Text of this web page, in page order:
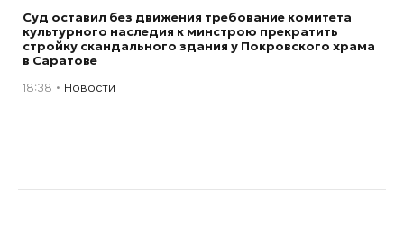
Суд оставил без движения требование комитета
культурного наследия к минстрою прекратить
стройку скандального здания у Покровского храма
в Саратове
18:38 Новости